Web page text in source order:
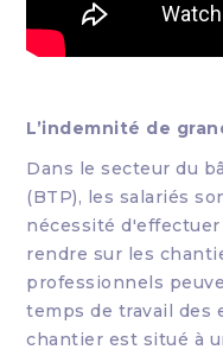
L’indemnité de
Dans le secteur du
(BTP), les salariés
nécessité
rendre sur les
professionnels
temps de travail des
chantier est situé à